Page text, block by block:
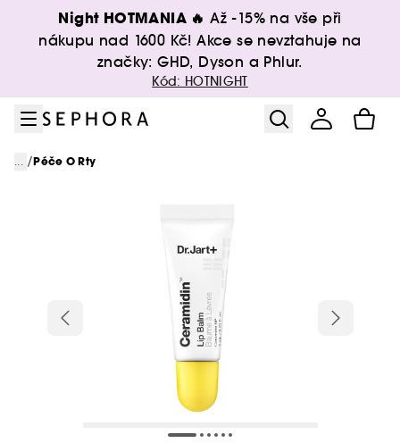
Přejít na menu
Přejít na hlavní obsah
Přejít na zápatí
Night HOTMANIA 🔥 Až -15% na vše při
nákupu nad 1600 Kč! Akce se nevztahuje na
značky: GHD, Dyson a Phlur.
Kód: HOTNIGHT
... /Péče O Rty